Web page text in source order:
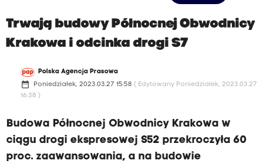
Trwają budowy Północnej Obwodnicy
Krakowa i odcinka drogi S7
Polska Agencja Prasowa
date_range Poniedziałek, 2023.03.27 15:58 ( Edytowany Poniedziałek, 2023.03.27
16:38 )
Budowa Północnej Obwodnicy Krakowa w
ciągu drogi ekspresowej S52 przekroczyła 60
proc. zaawansowania, a na budowie